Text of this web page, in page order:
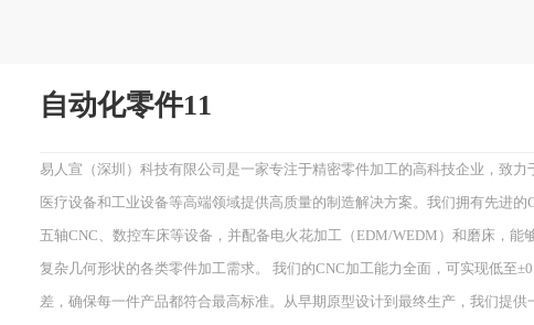
自动化零件11
易人宣（深圳）科技有限公司是一家专注于精密零件加工的高科技企业，致力
医疗设备和工业设备等高端领域提供高质量的制造解决方案。我们拥有先进的
五轴CNC、数控车床等设备，并配备电火花加工（EDM/WEDM）和磨床，能
复杂几何形状的各类零件加工需求。 我们的CNC加工能力全面，可实现低至
差，确保每一件产品都符合最高标准。从早期原型设计到最终生产，我们提供